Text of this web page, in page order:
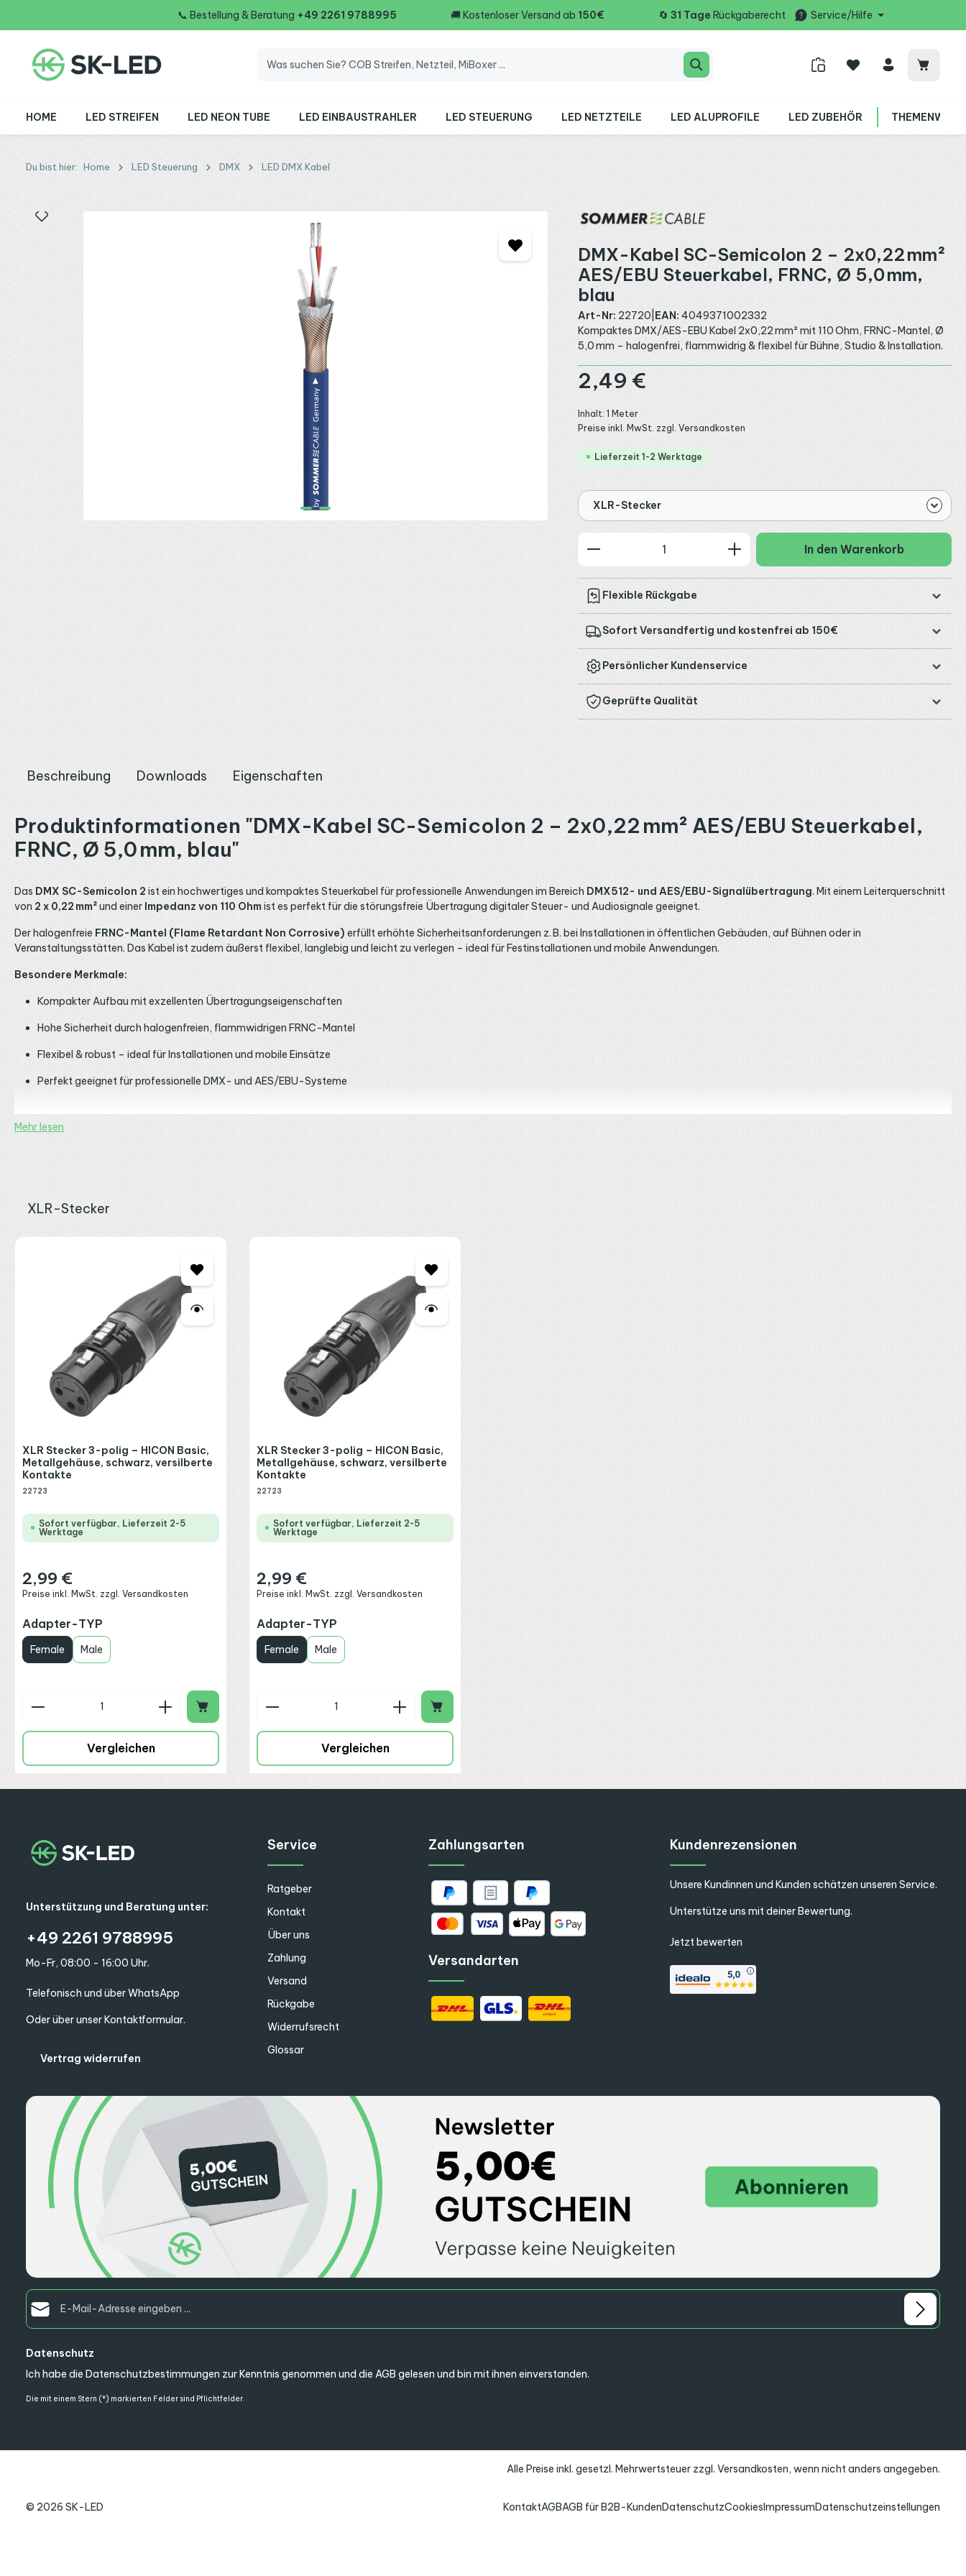
📞 Bestellung & Beratung +49 2261 9788995 🚚 Kostenloser Versand ab 150€ 🔄 31 Tage Rückgaberecht Service/Hilfe
HOME LED STREIFEN LED NEON TUBE LED EINBAUSTRAHLER LED STEUERUNG LED NETZTEILE LED ALUPROFILE LED ZUBEHÖR
Du bist hier: Home LED Steuerung DMX LED DMX Kabel
Bildergalerie überspringen
DMX-Kabel SC-Semicolon 2 – 2x0,22 mm²
AES/EBU Steuerkabel, FRNC, Ø 5,0 mm,
blau
Art-Nr: 22720 EAN: 4049371002332
Kompaktes DMX/AES-EBU Kabel 2x0,22 mm² mit 110 Ohm, FRNC-Mantel, Ø
5,0 mm – halogenfrei, flammwidrig & flexibel für Bühne, Studio & Installation.
Regulärer Preis:
2,49 €
Inhalt: 1 Meter
Preise inkl. MwSt. zzgl. Versandkosten
Lieferzeit 1-2 Werktage
XLR-Stecker
Produkt Anzahl: Gib den gewünschten Wert
In den Warenkorb
Flexible Rückgabe
Sofort Versandfertig und kostenfrei ab 150€
Persönlicher Kundenservice
Geprüfte Qualität
Beschreibung Downloads Eigenschaften
Produktinformationen "DMX-Kabel SC-Semicolon 2 – 2x0,22 mm² AES/EBU Steuerkabel,
FRNC, Ø 5,0 mm, blau"
Das DMX SC-Semicolon 2 ist ein hochwertiges und kompaktes Steuerkabel für professionelle Anwendungen im Bereich DMX512- und AES/EBU-Signalübertragung. Mit einem Leiterquerschnitt
von 2 x 0,22 mm²und einer Impedanz von 110 Ohmist es perfekt für die störungsfreie Übertragung digitaler Steuer- und Audiosignale geeignet.
Der halogenfreie FRNC-Mantel (Flame Retardant Non Corrosive) erfüllt erhöhte Sicherheitsanforderungen z. B. bei Installationen in öffentlichen Gebäuden, auf Bühnen oder in
Veranstaltungsstätten. Das Kabel ist zudem äußerst flexibel, langlebig und leicht zu verlegen – ideal für Festinstallationen und mobile Anwendungen.
Besondere Merkmale:
Kompakter Aufbau mit exzellenten Übertragungseigenschaften
Hohe Sicherheit durch halogenfreien, flammwidrigen FRNC-Mantel
Flexibel & robust – ideal für Installationen und mobile Einsätze
Perfekt geeignet für professionelle DMX- und AES/EBU-Systeme
Festinstallationen, öffentliche Gebäude, Veranstaltungsorte, Theater, Studios, Medientechnik, Touring.
Mehr lesen
XLR-Stecker
XLR Stecker 3-polig – HICON Basic,
Metallgehäuse, schwarz, versilberte
Kontakte
22723
Sofort verfügbar, Lieferzeit 2-5
Werktage
Regulärer Preis:
2,99 €
Preise inkl. MwSt. zzgl. Versandkosten
Adapter-TYP
Female Male
Produkt Anzahl: Gib den gewünschten Wert ein oder benutze die Schaltflächen um die Anzahl zu erhöhen oder
Vergleichen
XLR Stecker 3-polig – HICON Basic,
Metallgehäuse, schwarz, versilberte
Kontakte
22723
Sofort verfügbar, Lieferzeit 2-5
Werktage
Regulärer Preis:
2,99 €
Preise inkl. MwSt. zzgl. Versandkosten
Adapter-TYP
Female Male
Produkt Anzahl: Gib den gewünschten Wert ein oder benutze die Schaltflächen um
Vergleichen
Unterstützung und Beratung unter:
+49 2261 9788995
Mo-Fr, 08:00 - 16:00 Uhr.
Telefonisch und über WhatsApp
Oder über unserKontaktformular.
Vertrag widerrufen
Service
Ratgeber
Kontakt
Über uns
Zahlung
Versand
Rückgabe
Widerrufsrecht
Glossar
Zahlungsarten
Versandarten
Kundenrezensionen
Unsere Kundinnen und Kunden schätzen unseren Service.
Unterstütze uns mit deiner Bewertung.
Jetzt bewerten
E-Mail-Adresse*
Datenschutz
Ich habe die Datenschutzbestimmungen zur Kenntnis genommen und die AGB gelesen und bin mit ihnen einverstanden.
Die mit einem Stern (*) markierten Felder sind Pflichtfelder.
Alle Preise inkl. gesetzl. Mehrwertsteuer zzgl. Versandkosten, wenn nicht anders angegeben.
© 2026 SK-LED KontaktAGBAGB für B2B-KundenDatenschutzCookiesImpressumDatenschutzeinstellungen